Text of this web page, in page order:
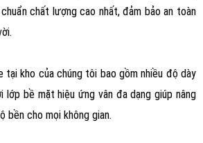
chất lượng cao nhất, đảm bảo an toàn
tại kho của chúng tôi bao gồm nhiều độ dày
lớp bề mặt hiệu ứng vân đa dạng giúp nâng
bền cho mọi không gian.